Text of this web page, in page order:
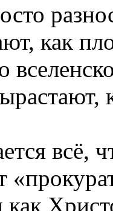
как
всё,